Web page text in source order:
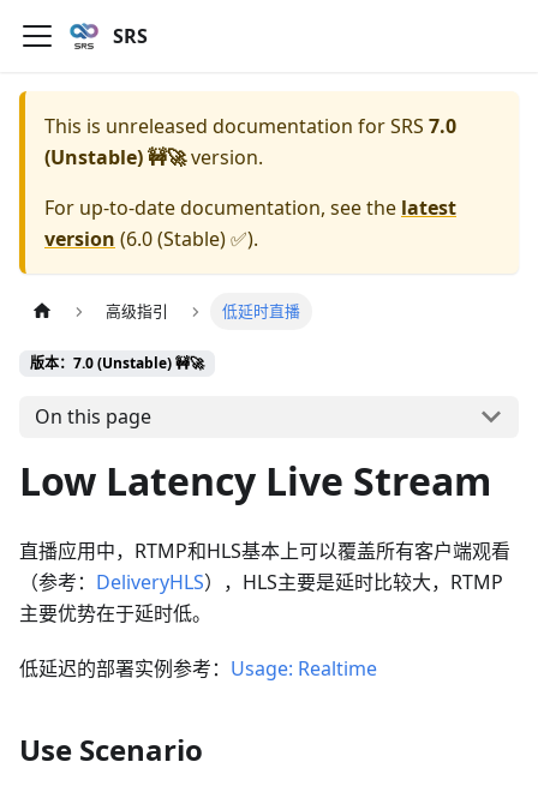
SRS
This is unreleased documentation forSRS 7.0
(Unstable) 🚧🚀version.
For up-to-date documentation, see the latest
version (6.0 (Stable) ✅).
高级指引 低延时直播
版本：7.0 (Unstable) 🚧🚀
On this page
Low Latency Live Stream
直播应用中，RTMP和HLS基本上可以覆盖所有客户端观看
（参考： DeliveryHLS），HLS主要是延时比较大，RTMP
主要优势在于延时低。
低延迟的部署实例参考： Usage: Realtime
Use Scenario